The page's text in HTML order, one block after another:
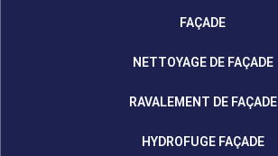
FAÇADE
NETTOYAGE DE FAÇADE
RAVALEMENT DE FAÇADE
HYDROFUGE FAÇADE